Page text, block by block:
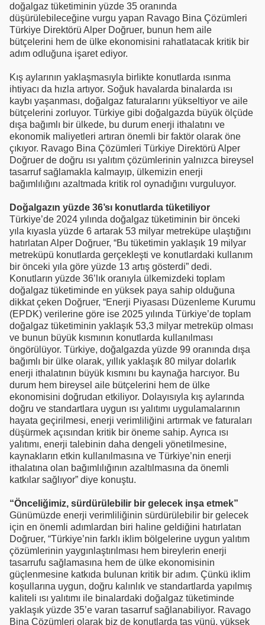
doğalgaz tüketiminin yüzde 35 oranında
düşürülebileceğine vurgu yapan Ravago Bina Çözümleri
Türkiye Direktörü Alper Doğruer, bunun hem aile
bütçelerini hem de ülke ekonomisini rahatlatacak kritik bir
adım odluğuna işaret ediyor.
Kış aylarının yaklaşmasıyla birlikte konutlarda ısınma
ihtiyacı da hızla artıyor. Soğuk havalarda binalarda ısı
kaybı yaşanması, doğalgaz faturalarını yükseltiyor ve aile
bütçelerini zorluyor. Türkiye gibi doğalgazda büyük ölçüde
dışa bağımlı bir ülkede, bu durum enerji ithalatını ve
ekonomik maliyetleri artıran önemli bir faktör olarak öne
çıkıyor. Ravago Bina Çözümleri Türkiye Direktörü Alper
Doğruer de doğru ısı yalıtım çözümlerinin yalnızca bireysel
tasarruf sağlamakla kalmayıp, ülkemizin enerji
bağımlılığını azaltmada kritik rol oynadığını vurguluyor.
Doğalgazın yüzde 36’sı konutlarda tüketiliyor
Türkiye’de 2024 yılında doğalgaz tüketiminin bir önceki
yıla kıyasla yüzde 6 artarak 53 milyar metreküpe ulaştığını
hatırlatan Alper Doğruer, “Bu tüketimin yaklaşık 19 milyar
metreküpü konutlarda gerçekleşti ve konutlardaki kullanım
bir önceki yıla göre yüzde 13 artış gösterdi” dedi.
Konutların yüzde 36’lık oranıyla ülkemizdeki toplam
doğalgaz tüketiminde en yüksek paya sahip olduğuna
dikkat çeken Doğruer, “Enerji Piyasası Düzenleme Kurumu
(EPDK) verilerine göre ise 2025 yılında Türkiye’de toplam
doğalgaz tüketiminin yaklaşık 53,3 milyar metreküp olması
ve bunun büyük kısmının konutlarda kullanılması
öngörülüyor. Türkiye, doğalgazda yüzde 99 oranında dışa
bağımlı bir ülke olarak, yıllık yaklaşık 80 milyar dolarlık
enerji ithalatının büyük kısmını bu kaynağa harcıyor. Bu
durum hem bireysel aile bütçelerini hem de ülke
ekonomisini doğrudan etkiliyor. Dolayısıyla kış aylarında
doğru ve standartlara uygun ısı yalıtımı uygulamalarının
hayata geçirilmesi, enerji verimliliğini artırmak ve faturaları
düşürmek açısından kritik bir öneme sahip. Ayrıca ısı
yalıtımı, enerji talebinin daha dengeli yönetilmesine,
kaynakların etkin kullanılmasına ve Türkiye’nin enerji
ithalatına olan bağımlılığının azaltılmasına da önemli
katkılar sağlıyor” diye konuştu.
“Önceliğimiz, sürdürülebilir bir gelecek inşa etmek”
Günümüzde enerji verimliliğinin sürdürülebilir bir gelecek
için en önemli adımlardan biri haline geldiğini hatırlatan
Doğruer, “Türkiye’nin farklı iklim bölgelerine uygun yalıtım
çözümlerinin yaygınlaştırılması hem bireylerin enerji
tasarrufu sağlamasına hem de ülke ekonomisinin
güçlenmesine katkıda bulunan kritik bir adım. Çünkü iklim
koşullarına uygun, doğru kalınlık ve standartlarda yapılmış
kaliteli ısı yalıtımı ile binalardaki doğalgaz tüketiminde
yaklaşık yüzde 35’e varan tasarruf sağlanabiliyor. Ravago
Bina Çözümleri olarak biz de konutlarda taş yünü, yüksek